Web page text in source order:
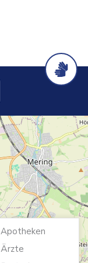
Apotheken
Ärzte